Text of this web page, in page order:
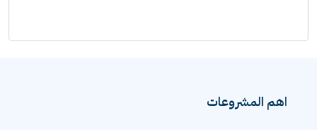
اهم المشروعات